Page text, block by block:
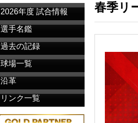
春季リ
2026年度 試合情報
選手名鑑
過去の記録
球場一覧
沿革
リンク一覧